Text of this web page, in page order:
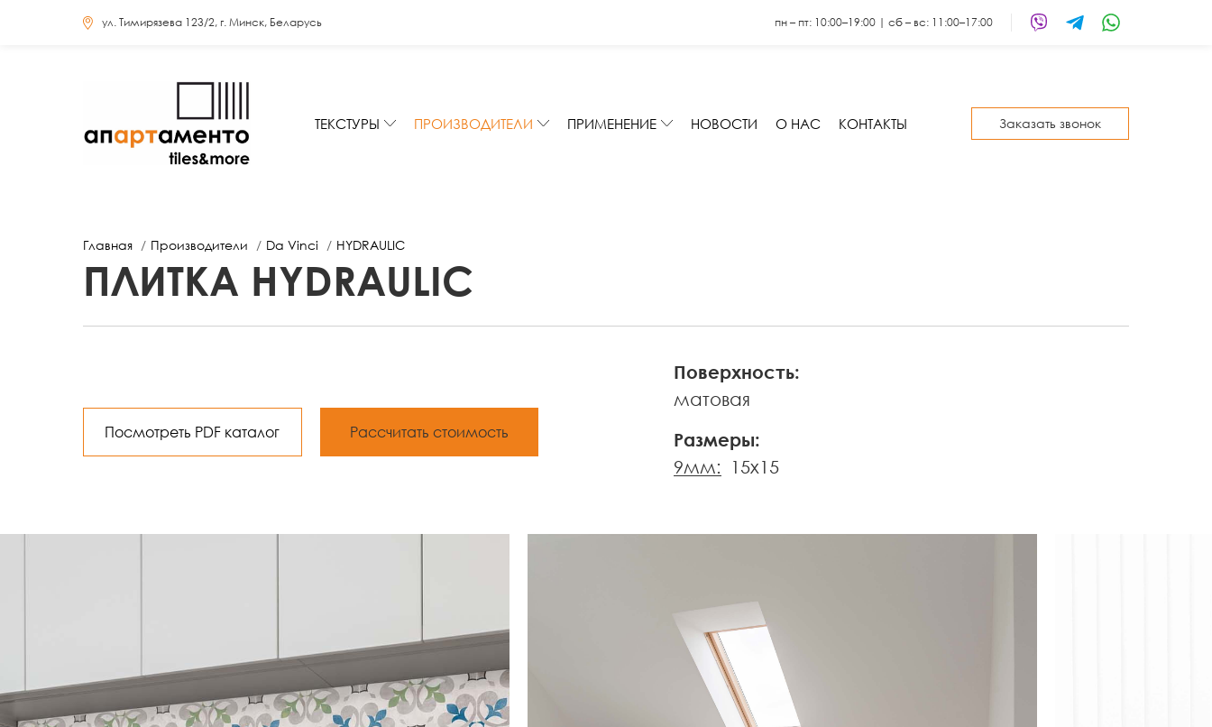
ул. Тимирязева 123/2, г. Минск, Беларусь пн – пт: 10:00–19:00 | сб – вс: 11:00–17:00
ТЕКСТУРЫ ПРОИЗВОДИТЕЛИ ПРИМЕНЕНИЕ НОВОСТИ О НАС КОНТАКТЫ Заказать звонок
Главная Производители Da Vinci HYDRAULIC
ПЛИТКА HYDRAULIC
Посмотреть PDF каталог Рассчитать стоимость
Поверхность:
матовая
Размеры:
9мм:
15x15